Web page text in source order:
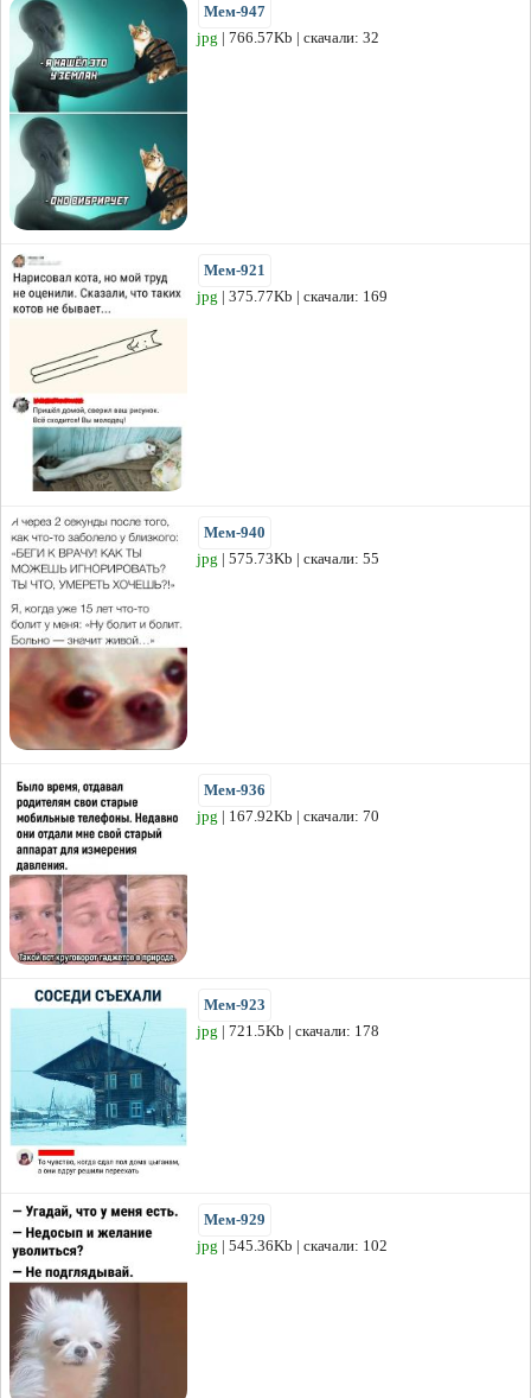
Мем-947
jpg | 766.57Kb | скачали: 32
Мем-921
jpg | 375.77Kb | скачали: 169
Мем-940
jpg | 575.73Kb | скачали: 55
Мем-936
jpg | 167.92Kb | скачали: 70
Мем-923
jpg | 721.5Kb | скачали: 178
Мем-929
jpg | 545.36Kb | скачали: 102